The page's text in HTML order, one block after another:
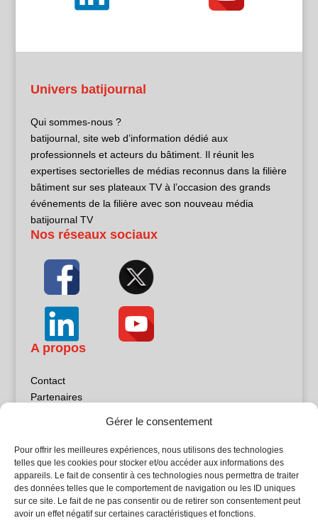
Gérer le consentement
Pour offrir les meilleures expériences, nous utilisons des technologies
telles que les cookies pour stocker et/ou accéder aux informations des
appareils. Le fait de consentir à ces technologies nous permettra de traiter
des données telles que le comportement de navigation ou les ID uniques
sur ce site. Le fait de ne pas consentir ou de retirer son consentement peut
avoir un effet négatif sur certaines caractéristiques et fonctions.
Univers batijournal
Qui sommes-nous ?
batijournal, site web d’information dédié aux
professionnels et acteurs du bâtiment. Il réunit les
expertises sectorielles de médias reconnus dans la filière
bâtiment sur ses plateaux TV à l’occasion des grands
événements de la filière avec son nouveau média
batijournal TV
Nos réseaux sociaux
A propos
Contact
Partenaires
Politique de confidentialité
Sites partenaires
5Façades
Atrium Patrimoine